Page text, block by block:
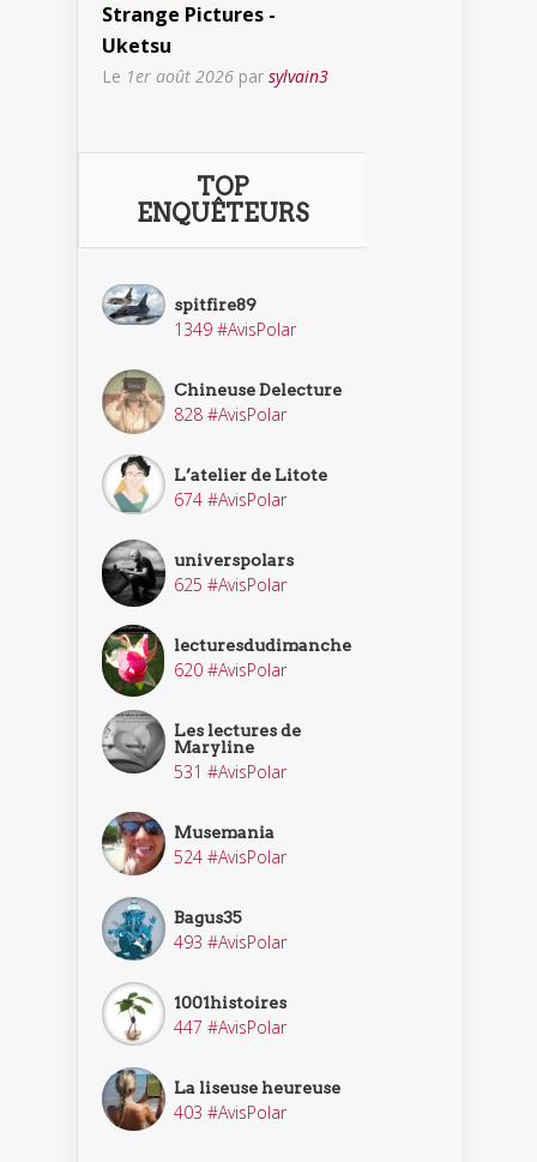
Strange Pictures -
Uketsu
Le 1er août 2026 par sylvain3
TOP
ENQUÊTEURS
spitfire89
1349 #AvisPolar
Chineuse Delecture
828 #AvisPolar
L’atelier de Litote
674 #AvisPolar
universpolars
625 #AvisPolar
lecturesdudimanche
620 #AvisPolar
Les lectures de
Maryline
531 #AvisPolar
Musemania
524 #AvisPolar
Bagus35
493 #AvisPolar
1001histoires
447 #AvisPolar
La liseuse heureuse
403 #AvisPolar